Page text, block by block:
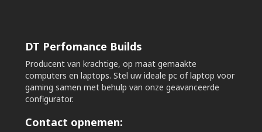
DT Perfomance Builds
Producent van krachtige, op maat gemaakte
computers en laptops. Stel uw ideale pc of laptop voor
gaming samen met behulp van onze geavanceerde
configurator.
Contact opnemen: